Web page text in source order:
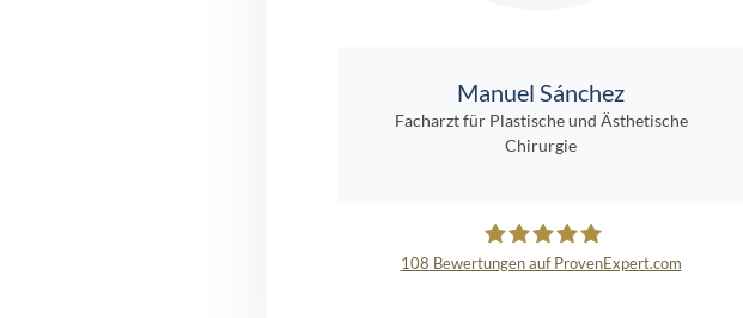
Manuel Sánchez
Facharzt für Plastische und Ästhetische
Chirurgie
108 Bewertungen auf ProvenExpert.com